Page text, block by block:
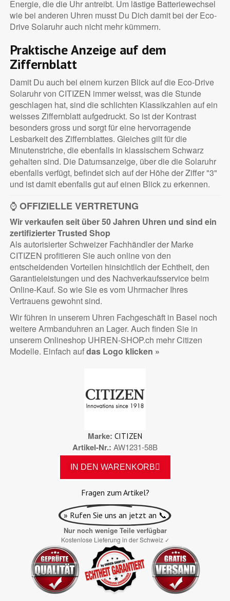
Energie, die die Uhr antreibt. Um lästige Batteriewechsel
wie bei anderen Uhren musst Du Dich damit bei der Eco-
Drive Solaruhr auch nicht mehr kümmern.
Praktische Anzeige auf dem
Ziffernblatt
Damit Du auch bei einem kurzen Blick auf die Eco-Drive
Solaruhr von CITIZEN immer weisst, was die Stunde
geschlagen hat, sind die schlichten Klassikzahlen auf ein
weisses Ziffernblatt aufgedruckt. So ist der Kontrast
besonders gross und sorgt für eine hervorragende
Lesbarkeit des Ziffernblattes. Gleiches gilt für die
Minutenstriche, die ebenfalls in klassischem Schwarz
gehalten sind. Die Datumsanzeige, über die die Solaruhr
ebenfalls verfügt, befindet sich auf der Höhe der Ziffer "3"
und ist damit ebenfalls gut auf einen Blick zu erkennen.
⌚OFFIZIELLE VERTRETUNG
Wir verkaufen seit über 50 Jahren Uhren und sind ein
zertifizierterTrusted Shop
Als autorisierter Schweizer Fachhändler der Marke
CITIZEN profitieren Sie auch online von den
entscheidenden Vorteilen hinsichtlich der Echtheit, den
Garantieleistungen und des Nachverkaufsservice beim
Online-Kauf. So wie Sie es vom Uhrmacher Ihres
Vertrauens gewohnt sind.
Wir führen in unserem Uhren Fachgeschäft in Basel noch
weitere Armbanduhren an Lager. Auch finden Sie in
unserem Onlineshop UHREN-SHOP.ch mehr Citizen
Modelle. Einfach aufdas Logo klicken »
Marke CITIZEN
Artikel-Nr. AW1231-58B
IN DEN WARENKORB
Fragen zum Artikel?
» Rufen Sie uns an jetzt an 📞
Nur noch wenige Teile verfügbar
Kostenlose Lieferung in der Schweiz ✓